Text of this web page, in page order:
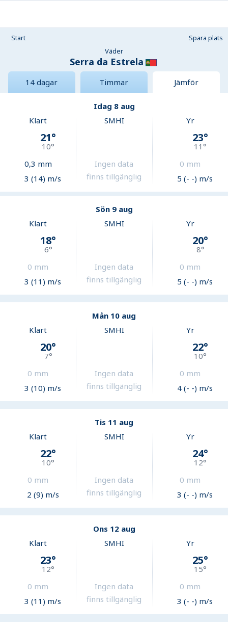
Start
Spara plats
Väder
Serra da Estrela
14 dagar Timmar Jämför
Idag 8 aug
Klart
21°
10°
0,3 mm
3 (14) m/s
SMHI
Ingen data
finns tillgänglig
Yr
23°
11°
0 mm
5 (- -) m/s
Sön 9 aug
Klart
18°
6°
0 mm
3 (11) m/s
SMHI
Ingen data
finns tillgänglig
Yr
20°
8°
0 mm
5 (- -) m/s
Mån 10 aug
Klart
20°
7°
0 mm
3 (10) m/s
SMHI
Ingen data
finns tillgänglig
Yr
22°
10°
0 mm
4 (- -) m/s
Tis 11 aug
Klart
22°
10°
0 mm
2 (9) m/s
SMHI
Ingen data
finns tillgänglig
Yr
24°
12°
0 mm
3 (- -) m/s
Ons 12 aug
Klart
23°
12°
0 mm
3 (11) m/s
SMHI
Ingen data
finns tillgänglig
Yr
25°
15°
0 mm
3 (- -) m/s